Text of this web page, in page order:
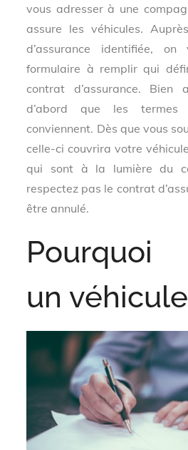
vous adresser à une
assure les véhicules.
d’assurance identifiée,
formulaire à remplir qui
contrat d’assurance.
d’abord que les
conviennent. Dès que vous
celle-ci couvrira votre
qui sont à la lumière du
respectez pas le contrat
être annulé.
Pourquoi
un